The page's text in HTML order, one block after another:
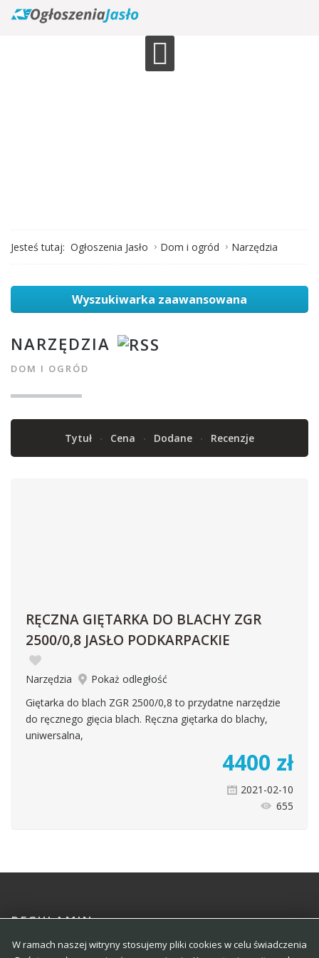
Jesteś tutaj: Ogłoszenia Jasło Dom i ogród Narzędzia
Wyszukiwarka zaawansowana
NARZĘDZIA
DOM I OGRÓD
Tytuł Cena Dodane Recenzje
RĘCZNA GIĘTARKA DO BLACHY ZGR
2500/0,8 JASŁO PODKARPACKIE
Narzędzia
Pokaż odległość
Giętarka do blach ZGR 2500/0,8 to przydatne narzędzie
do ręcznego gięcia blach. Ręczna giętarka do blachy,
uniwersalna,
4400 zł
2021-02-10
655
REGULAMIN
POLITYKA
W ramach naszej witryny stosujemy pliki cookies w celu świadczenia